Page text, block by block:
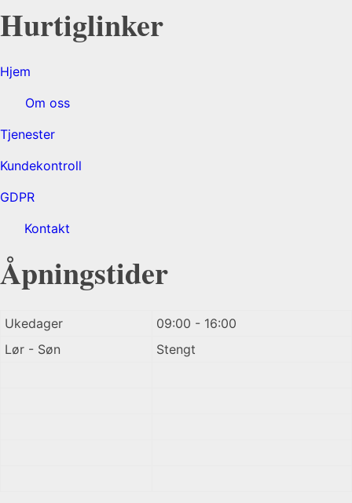
Hurtiglinker
Hjem
Om oss
Tjenester
Kundekontroll
GDPR
Kontakt
Åpningstider
Ukedager
09:00 - 16:00
Lør - Søn
Stengt